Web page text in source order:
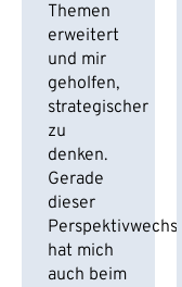
Themen
erweitert
und mir
geholfen,
strategischer
zu
denken.
Gerade
dieser
Perspektivwechsel
hat mich
auch beim